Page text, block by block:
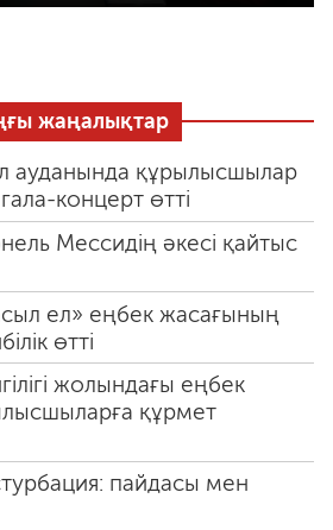
жаңалықтар
ауданында құрылысшылар
концерт өтті
Мессидің әкесі қайтыс
ел» еңбек жасағының
өтті
жолындағы еңбек
құрмет
пайдасы мен